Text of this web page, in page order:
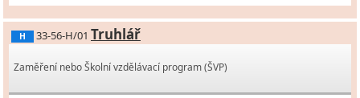
H 33-56-H/01 Truhlář
Zaměření nebo Školní vzdělávací program (ŠVP)